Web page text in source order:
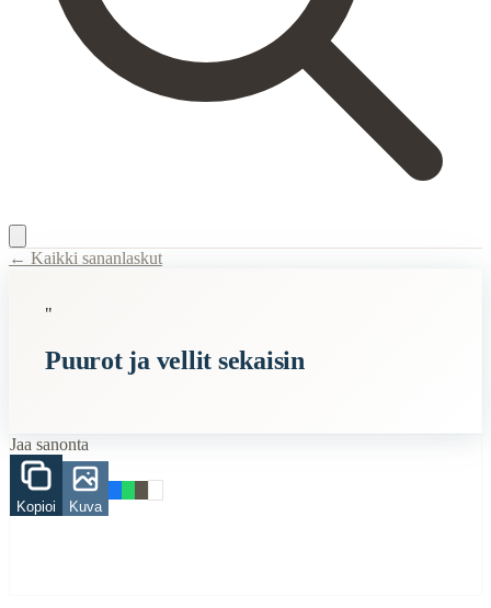
Description:Sananlaskun taustalla on ajatus siitä kuinka asiat
Ruoka
Related Topics
← Kaikki sananlaskut
"
Puurot ja vellit sekaisin
Jaa sanonta
Kopioi Kuva